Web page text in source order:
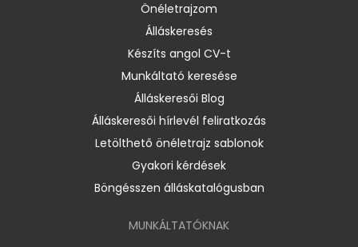
Önéletrajzom
Álláskeresés
Készíts angol CV-t
Munkáltató keresése
Álláskeresői Blog
Álláskeresői hírlevél feliratkozás
Letölthető önéletrajz sablonok
Gyakori kérdések
Böngésszen álláskatalógusban
MUNKÁLTATÓKNAK